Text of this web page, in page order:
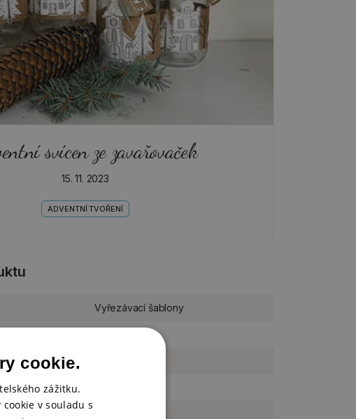
svícen ze zavařovaček
15. 11. 2023
ADVENTNÍ TVOŘENÍ
Vyřezávací šablony
cookie.
zážitku.
v souladu s